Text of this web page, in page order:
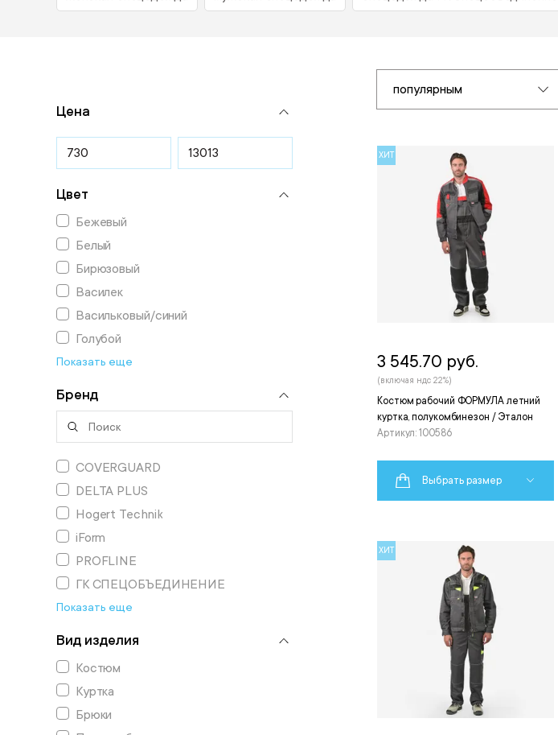
Цена
Цвет
Бежевый
Белый
Бирюзовый
Василек
Васильковый/синий
Голубой
Показать еще
Бренд
COVERGUARD
DELTA PLUS
Hogert Technik
iForm
PROFLINE
ГК СПЕЦОБЪЕДИНЕНИЕ
Показать еще
Вид изделия
Костюм
Куртка
Брюки
популярным
ХИТ
Костюм рабочий ФОРМУЛА летний
куртка, полукомбинезон / Эталон
Артикул: 100586
3 545.70 руб.
(включая ндс 22%)
Выбрать размер
ХИТ